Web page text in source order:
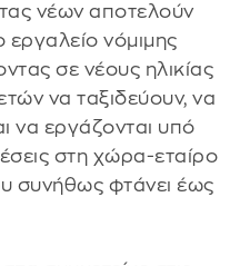
νέων αποτελούν
νόμιμης
σε νέους ηλικίας
να ταξιδεύουν, να
να εργάζονται υπό
στη χώρα-εταίρο
συνήθως φτάνει έως